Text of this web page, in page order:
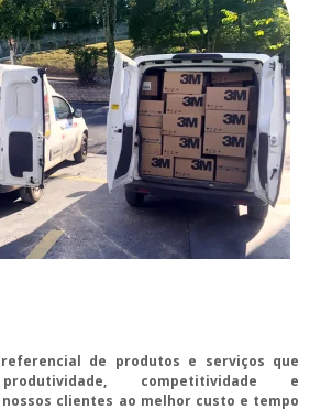
de produtos e serviços que
competitividade e
clientes ao melhor custo e tempo